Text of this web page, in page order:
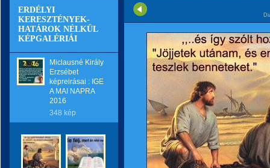
ERDÉLYI
KERESZTÉNYEK-
HATÁROK NÉLKÜL
KÉPGALÉRIÁI
Miclausné Király
Erzsébet
képreirásai : IGE
A MAI NAPRA
2016
348 kép